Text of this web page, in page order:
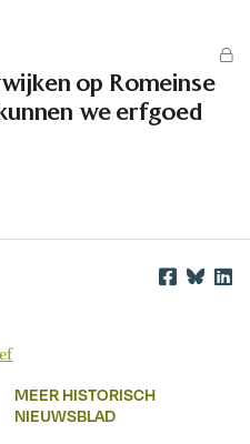
op Romeinse
we erfgoed
MEER HISTORISCH
NIEUWSBLAD